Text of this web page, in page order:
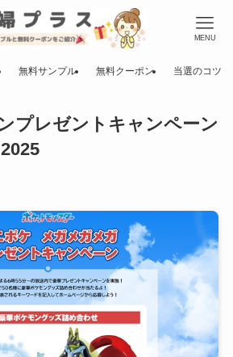
MENU
無料サンプル 無料クーポン 当選のコツ
プレゼントキャンペーン